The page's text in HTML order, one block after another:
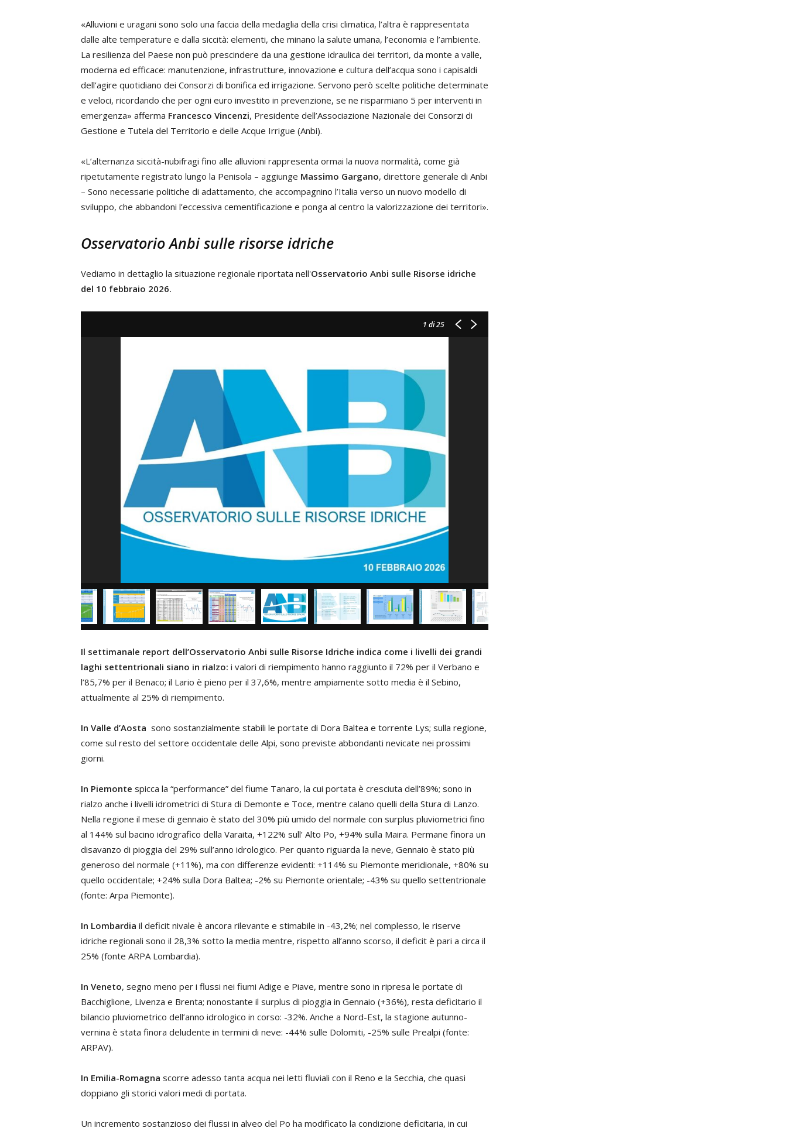
«Alluvioni e uragani sono solo una faccia della medaglia della crisi climatica, l’altra è rappresentata
dalle alte temperature e dalla siccità: elementi, che minano la salute umana, l’economia e l’ambiente.
La resilienza del Paese non può prescindere da una gestione idraulica dei territori, da monte a valle,
moderna ed efficace: manutenzione, infrastrutture, innovazione e cultura dell’acqua sono i capisaldi
dell’agire quotidiano dei Consorzi di bonifica ed irrigazione. Servono però scelte politiche determinate
e veloci, ricordando che per ogni euro investito in prevenzione, se ne risparmiano 5 per interventi in
emergenza» afferma Francesco Vincenzi, Presidente dell’Associazione Nazionale dei Consorzi di
Gestione e Tutela del Territorio e delle Acque Irrigue (Anbi).
«L’alternanza siccità-nubifragi fino alle alluvioni rappresenta ormai la nuova normalità, come già
ripetutamente registrato lungo la Penisola – aggiunge Massimo Gargano, direttore generale di Anbi
– Sono necessarie politiche di adattamento, che accompagnino l’Italia verso un nuovo modello di
sviluppo, che abbandoni l’eccessiva cementificazione e ponga al centro la valorizzazione dei territori».
Osservatorio Anbi sulle risorse idriche
Vediamo in dettaglio la situazione regionale riportata nell'Osservatorio Anbi sulle Risorse idriche
del 10 febbraio 2026.
1 di 25
Il settimanale report dell’Osservatorio Anbi sulle Risorse Idriche indica come i livelli dei grandi
laghi settentrionali siano in rialzo: i valori di riempimento hanno raggiunto il 72% per il Verbano e
l’85,7% per il Benaco; il Lario è pieno per il 37,6%, mentre ampiamente sotto media è il Sebino,
attualmente al 25% di riempimento.
In Valle d’Aosta sono sostanzialmente stabili le portate di Dora Baltea e torrente Lys; sulla regione,
come sul resto del settore occidentale delle Alpi, sono previste abbondanti nevicate nei prossimi
giorni.
In Piemonte spicca la “performance” del fiume Tanaro, la cui portata è cresciuta dell’89%; sono in
rialzo anche i livelli idrometrici di Stura di Demonte e Toce, mentre calano quelli della Stura di Lanzo.
Nella regione il mese di gennaio è stato del 30% più umido del normale con surplus pluviometrici fino
al 144% sul bacino idrografico della Varaita, +122% sull’ Alto Po, +94% sulla Maira. Permane finora un
disavanzo di pioggia del 29% sull’anno idrologico. Per quanto riguarda la neve, Gennaio è stato più
generoso del normale (+11%), ma con differenze evidenti: +114% su Piemonte meridionale, +80% su
quello occidentale; +24% sulla Dora Baltea; -2% su Piemonte orientale; -43% su quello settentrionale
(fonte: Arpa Piemonte).
In Lombardia il deficit nivale è ancora rilevante e stimabile in -43,2%; nel complesso, le riserve
idriche regionali sono il 28,3% sotto la media mentre, rispetto all’anno scorso, il deficit è pari a circa il
25% (fonte ARPA Lombardia).
In Veneto, segno meno per i flussi nei fiumi Adige e Piave, mentre sono in ripresa le portate di
Bacchiglione, Livenza e Brenta; nonostante il surplus di pioggia in Gennaio (+36%), resta deficitario il
bilancio pluviometrico dell’anno idrologico in corso: -32%. Anche a Nord-Est, la stagione autunno-
vernina è stata finora deludente in termini di neve: -44% sulle Dolomiti, -25% sulle Prealpi (fonte:
ARPAV).
In Emilia-Romagna scorre adesso tanta acqua nei letti fluviali con il Reno e la Secchia, che quasi
doppiano gli storici valori medi di portata.
Un incremento sostanzioso dei flussi in alveo del Po ha modificato la condizione deficitaria, in cui